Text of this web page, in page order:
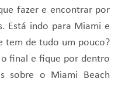
fazer e encontrar por
Está indo para Miami e
tem de tudo um pouco?
final e fique por dentro
sobre o Miami Beach